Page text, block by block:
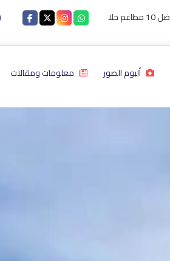
المطاعم الحلال في جورجيا : أفضل 10 مطاعم حلال فى جورجيا لعام 2024
ألبوم الصور معلومات ومقالات